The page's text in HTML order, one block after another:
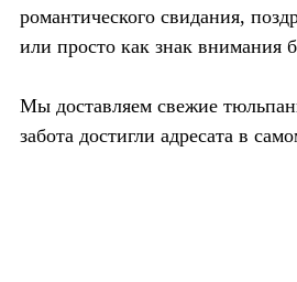
романтического свидания,
или просто как знак внимания
Мы доставляем свежие
забота достигли адресата в